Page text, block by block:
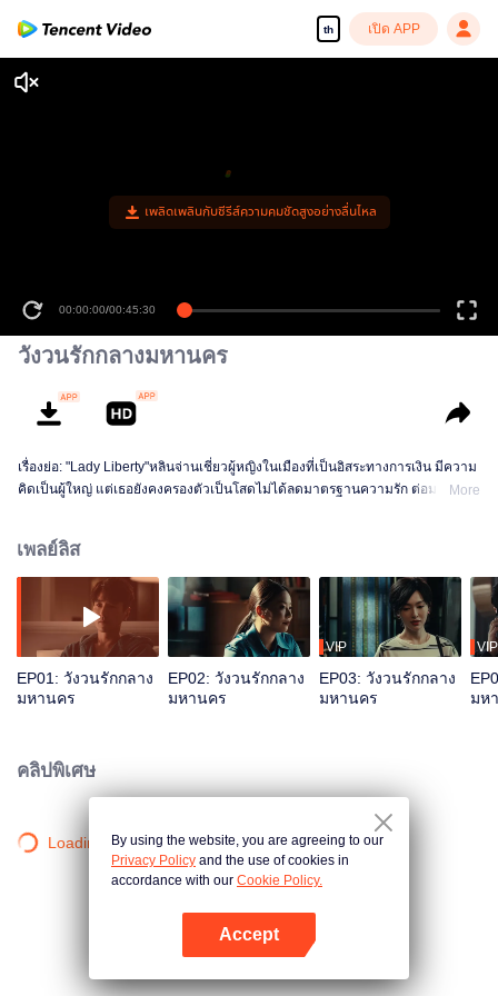
th เปิด APP
เพลิดเพลินกับซีรีส์ความคมชัดสูงอย่างลื่นไหล
00:00:00/00:45:30
วังวนรักกลางมหานคร
เรื่องย่อ: "Lady Liberty"หลินจ่านเชี่ยวผู้หญิงในเมืองที่เป็นอิสระทางการเงิน มีความ
คิดเป็นผู้ใหญ่ แต่เธอยังคงครองตัวเป็นโสดไม่ได้ลดมาตรฐานความรัก ต่อมาเธอได้
เข้าสู่ชีวิตแต่งงาน
More
เพลย์ลิส
EP01: วังวนรักกลาง
มหานคร
EP02: วังวนรักกลาง
มหานคร
VIP
EP03: วังวนรักกลาง
มหานคร
VIP
มห
คลิปพิเศษ
Loading…By using the website, you are agreeing to our
Privacy Policy and the use of cookies in
accordance with our Cookie Policy.
Accept